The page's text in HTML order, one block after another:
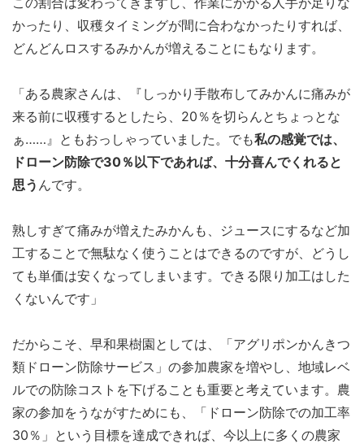
かったり、収穫タイミングが間に合わなかったりすれば、
どんどんロスするみかんが増えることにもなります。
「ある農家さんは、『しっかり手散布してみかんに痛みが
来る前に収穫するとしたら、20％を切らんとちょっとな
ぁ……』ともおっしゃっていました。でも私の感覚では、
ドローン防除で30％以下であれば、十分喜んでくれると
思う んです。
熟しすぎて痛みが増えたみかんも、ジュースにするなど加
工することで無駄なく使うことはできるのですが、どうし
ても単価は安くなってしまいます。できる限り加工はした
くないんです」
だからこそ、早和果樹園としては、「アグリポンかんきつ
類ドローン防除サービス」の参加農家を増やし、地域レベ
ルでの防除コストを下げることも重要と考えています。農
家の参加をうながすためにも、「ドローン防除での加工率
30％」という目標を達成できれば、今以上に多くの農家